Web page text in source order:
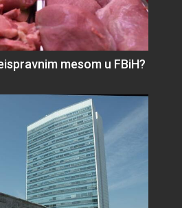
mesom u FBiH?